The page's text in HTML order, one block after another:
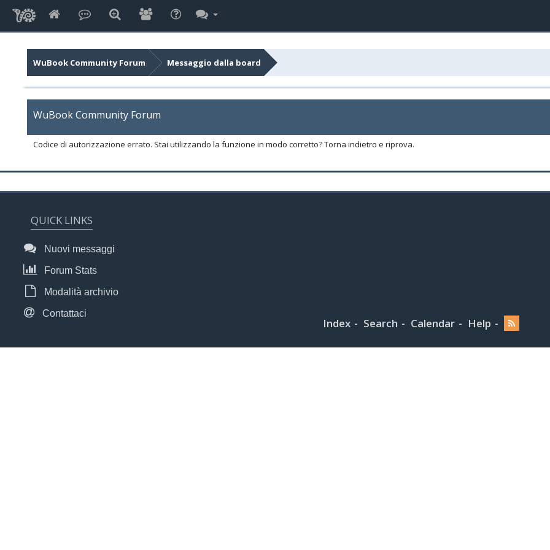
WuBook Community Forum Messaggio dalla board
WuBook Community Forum
Codice di autorizzazione errato. Stai utilizzando la funzione in modo corretto? Torna indietro e riprova.
QUICK LINKS
Nuovi messaggi
Forum Stats
Modalità archivio
Contattaci
Index Search Calendar Help